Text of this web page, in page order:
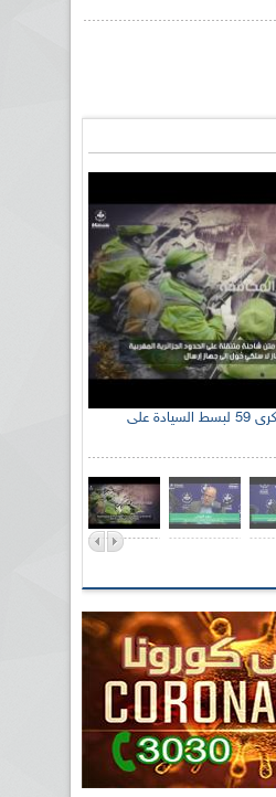
الإذاعة الجزائرية تحي الذكرى 59 لبسط السيادة على